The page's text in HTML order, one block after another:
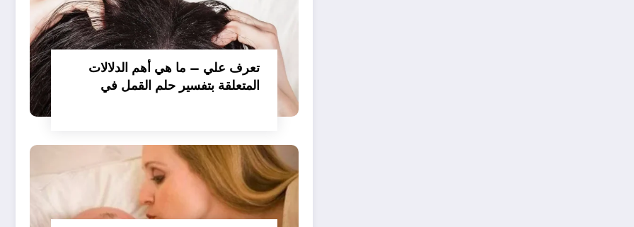
تعرف علي – ما هي أهم الدلالات
المتعلقة بتفسير حلم القمل في